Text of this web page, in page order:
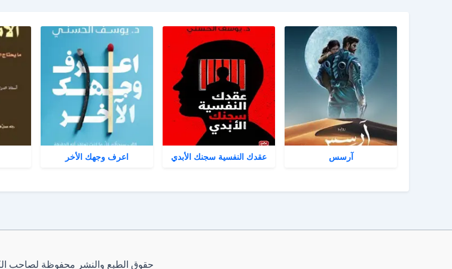
آرسس عقدك النفسية سجنك الأبدي اعرف وجهك الأخر